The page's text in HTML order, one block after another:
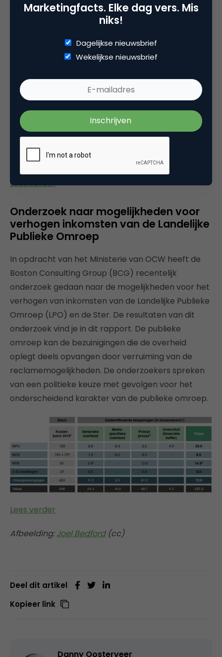
exponential innovation
bandbreedte nemen al jaren exponentieel in
capaciteit toe terwijl de kosten relatief sterk dalen.
technologische als bouwstenen voor innovaties,
waardoor een opeenstapeling van nieuwe
technologieën, nieuwe materialen en nieuwe
manieren van werken en zakendoen ontstaat. Het
tempo en de omvang van deze ontwikkelingen
vormen een grote uitdaging voor bedrijven.
Lees verder
Onderzoek naar mogelijkheden voor
verhogen inkomsten van de Landelijke
Publieke Omroep
In opdracht van het Ministerie van OCW heeft de
Boston Consulting Group (BCG) recentelijk
onderzoek gedaan naar de mogelijkheden voor het
verhogen van inkomsten van de Landelijke Publieke
Omroep (LPO) en de Ster. De resultaten van dit
onderzoek vind je in dit rapport. De publieke
omroep kan de bezuinigingen die de overheid
oplegt deels opvangen door verruiming van de
reclamemogelijkheden. De onderzoekers spreken
van een politieke keuze met gevolgen voor het
onderscheidend karakter van de publieke omroep.
Lees verder
Afbeelding:Joel Bedford(cc)
Deel dit artikel
Kopieer link
Danny Oosterveer
Marketingfacts. Elke dag vers. Mis
niks!
Dagelijkse nieuwsbrief
Wekelijkse nieuwsbrief